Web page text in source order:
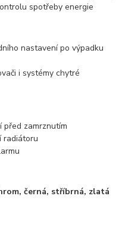
spotřeby energie
nastavení po výpadku
i systémy chytré
před zamrznutím
radiátoru
černá, stříbrná, zlatá